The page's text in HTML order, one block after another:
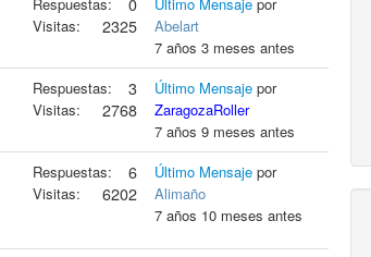
0
Visitas: 2325
Abelart
7 años 3 meses antes
Respuestas: 3
Visitas: 2768
Último Mensaje por
ZaragozaRoller
7 años 9 meses antes
Respuestas: 6
Visitas: 6202
Último Mensaje por
Alimaño
7 años 10 meses antes